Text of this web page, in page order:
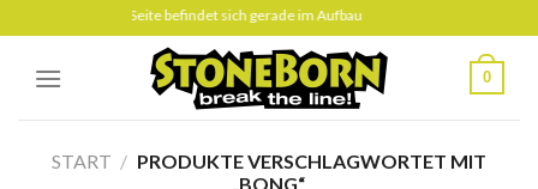
to
content
Diese Seite befindet sich gerade im Aufbau
0
START / PRODUKTE VERSCHLAGWORTET MIT
„BONG“